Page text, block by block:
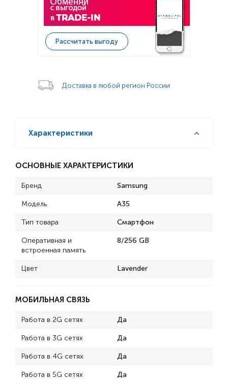
Рассчитать выгоду
Доставка в любой регион России
Характеристики
ОСНОВНЫЕ ХАРАКТЕРИСТИКИ
Бренд Samsung
Модель A35
Тип товара Смартфон
Оперативная и
встроенная память
8/256 GB
Цвет Lavender
МОБИЛЬНАЯ СВЯЗЬ
Работа в 2G сетях Да
Работа в 3G сетях Да
Работа в 4G сетях Да
Работа в 5G сетях Да